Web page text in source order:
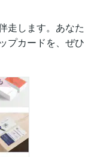
走します。あなた
プカードを、ぜひ